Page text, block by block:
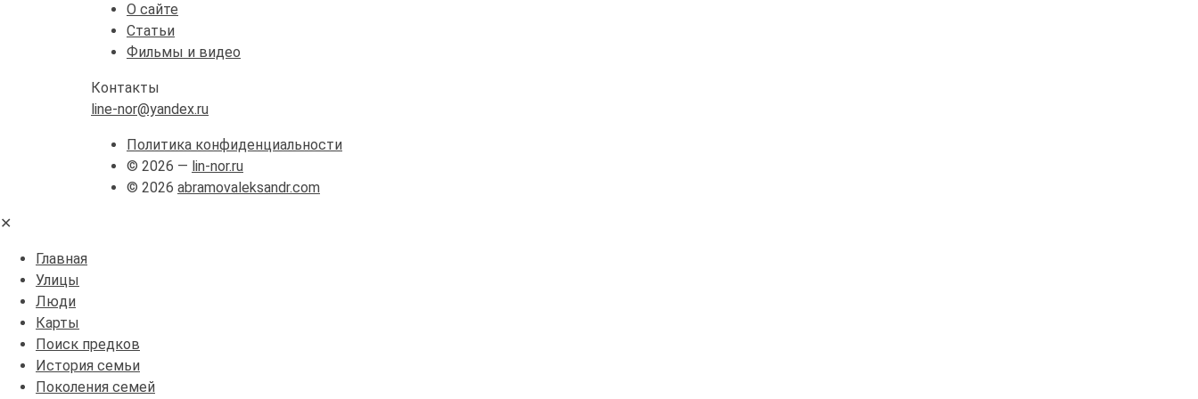
О сайте
Статьи
Фильмы и видео
Контакты
line-nor@yandex.ru
Политика конфиденциальности
© 2026 — lin-nor.ru
© 2026 abramovaleksandr.com
✕
Главная
Улицы
Люди
Карты
Поиск предков
История семьи
Поколения семей